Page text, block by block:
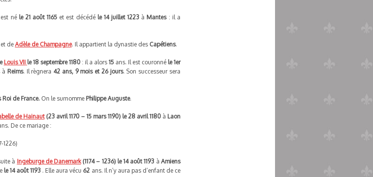
est né le 21 août 1165 et est décédé le 14 juillet 1223 à Mantes: il a
de Adèle de Champagne. Il appartient la dynastie des Capétiens.
Louis VII le 18 septembre 1180: il a alors 15ans. Il est couronné le 1er
à Reims. Il règnera 42 ans, 9 mois et 26 jours. Son successeur sera
Roi de France.On le surnomme Philippe Auguste.
de Hainaut(23 avril 1170 – 15 mars 1190) le 28 avril 1180 à Laon
De ce mariage :
1226)
à Ingeburge de Danemark(1174 – 1236) le 14 août 1193 à Amiens
le 14 août 1193 . Elle aura vécu 62 ans. Il n’y aura pas d’enfant de ce